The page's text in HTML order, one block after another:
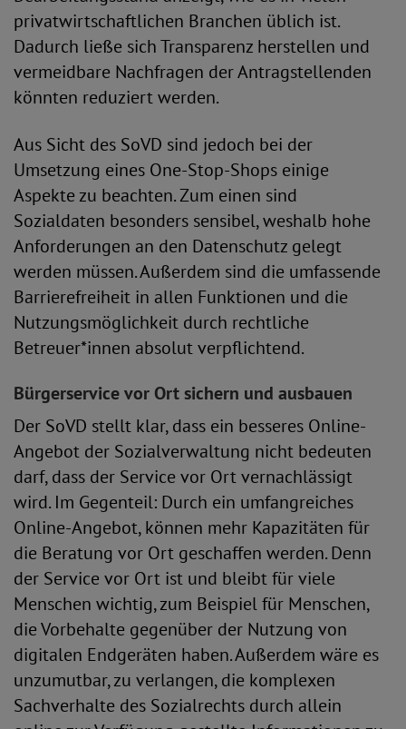
privatwirtschaftlichen Branchen üblich ist.
Dadurch ließe sich Transparenz herstellen und
vermeidbare Nachfragen der Antragstellenden
könnten reduziert werden.
Aus Sicht des SoVD sind jedoch bei der
Umsetzung eines One-Stop-Shops einige
Aspekte zu beachten. Zum einen sind
Sozialdaten besonders sensibel, weshalb hohe
Anforderungen an den Datenschutz gelegt
werden müssen. Außerdem sind die umfassende
Barrierefreiheit in allen Funktionen und die
Nutzungsmöglichkeit durch rechtliche
Betreuer*innen absolut verpflichtend.
Bürgerservice vor Ort sichern und ausbauen
Der SoVD stellt klar, dass ein besseres Online-
Angebot der Sozialverwaltung nicht bedeuten
darf, dass der Service vor Ort vernachlässigt
wird. Im Gegenteil: Durch ein umfangreiches
Online-Angebot, können mehr Kapazitäten für
die Beratung vor Ort geschaffen werden. Denn
der Service vor Ort ist und bleibt für viele
Menschen wichtig, zum Beispiel für Menschen,
die Vorbehalte gegenüber der Nutzung von
digitalen Endgeräten haben. Außerdem wäre es
unzumutbar, zu verlangen, die komplexen
Sachverhalte des Sozialrechts durch allein